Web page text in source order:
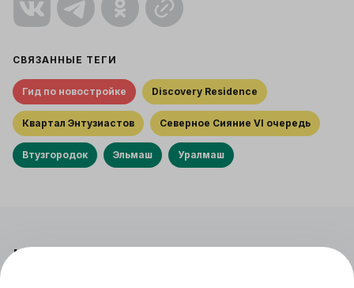
СВЯЗАННЫЕ ТЕГИ
Гид по новостройке Discovery Residence
Квартал Энтузиастов Северное Сияние VI очередь
Втузгородок Эльмаш Уралмаш
Читайте также